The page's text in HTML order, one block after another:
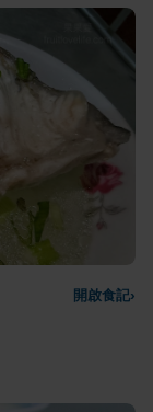
開啟食記›